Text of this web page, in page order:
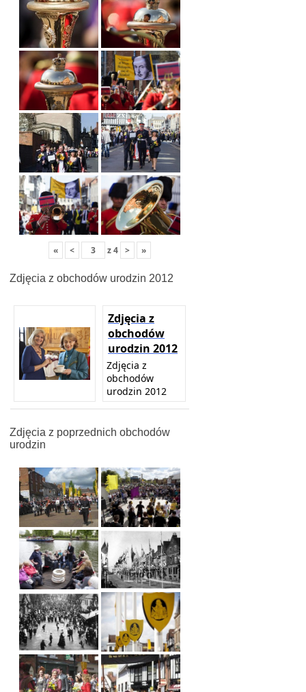
« < z4 > »
Zdjęcia z obchodów urodzin 2012
Zdjęcia z
obchodów
urodzin 2012
Zdjęcia z
obchodów
urodzin 2012
Zdjęcia z poprzednich obchodów
urodzin